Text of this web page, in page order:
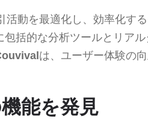
活動を最適化し、効率化す
括的な分析ツールとリア
は、ユーザー体験の
能を発見